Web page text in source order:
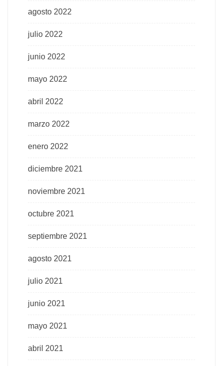
agosto 2022
julio 2022
junio 2022
mayo 2022
abril 2022
marzo 2022
enero 2022
diciembre 2021
noviembre 2021
octubre 2021
septiembre 2021
agosto 2021
julio 2021
junio 2021
mayo 2021
abril 2021